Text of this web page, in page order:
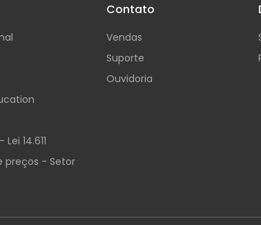
14.611
preços - Setor
Contato
Vendas
Suporte
Ouvidoria